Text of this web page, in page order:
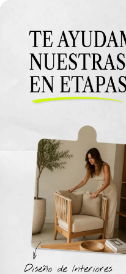
Anterior Clase
Clase 5
Materiales